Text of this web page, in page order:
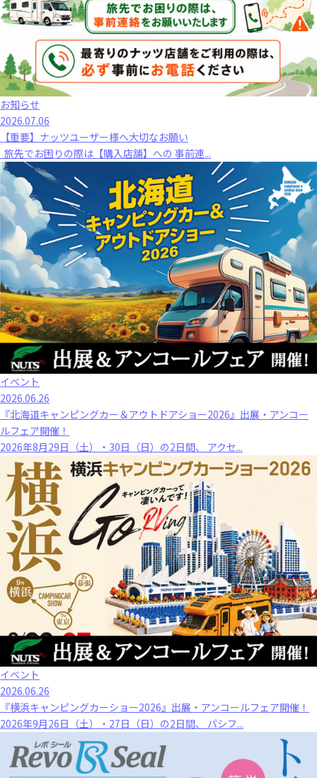
お知らせ
2026.07.06
【重要】ナッツユーザー様へ大切なお願い
旅先でお困りの際は【購入店舗】への 事前連...
イベント
2026.06.26
『北海道キャンピングカー＆アウトドアショー2026』出展・アンコー
ルフェア開催！
2026年8月29日（土）・30日（日）の2日間、 アクセ...
イベント
2026.06.26
『横浜キャンピングカーショー2026』出展・アンコールフェア開催！
2026年9月26日（土）・27日（日）の2日間、 パシフ...